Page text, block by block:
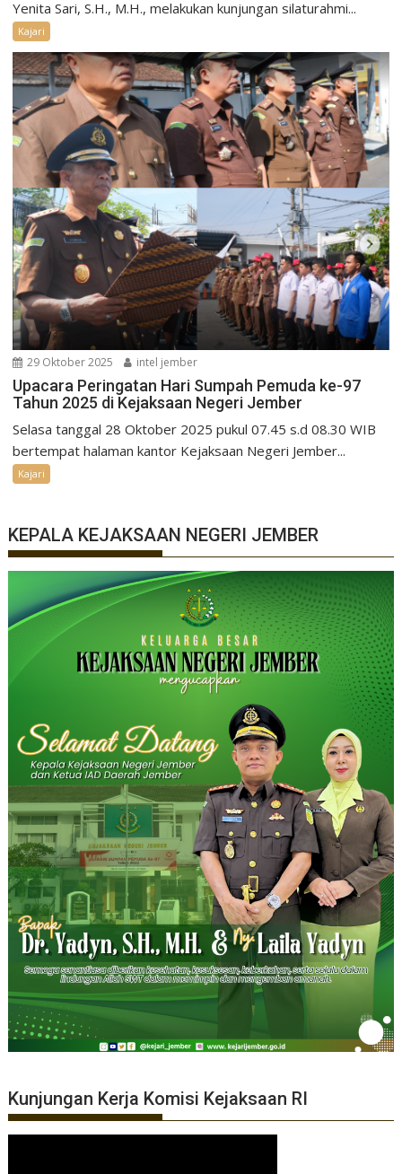
Yenita Sari, S.H., M.H., melakukan kunjungan silaturahmi...
Kajari
29 Oktober 2025 intel jember
Upacara Peringatan Hari Sumpah Pemuda ke-97
Tahun 2025 di Kejaksaan Negeri Jember
Selasa tanggal 28 Oktober 2025 pukul 07.45 s.d 08.30 WIB
bertempat halaman kantor Kejaksaan Negeri Jember...
Kajari
KEPALA KEJAKSAAN NEGERI JEMBER
Kunjungan Kerja Komisi Kejaksaan RI